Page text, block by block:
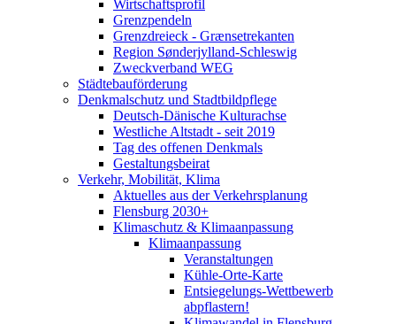
Wirtschaftsprofil
Grenzpendeln
Grenzdreieck - Grænsetrekanten
Region Sønderjylland-Schleswig
Zweckverband WEG
Städtebauförderung
Denkmalschutz und Stadtbildpflege
Deutsch-Dänische Kulturachse
Westliche Altstadt - seit 2019
Tag des offenen Denkmals
Gestaltungsbeirat
Verkehr, Mobilität, Klima
Aktuelles aus der Verkehrsplanung
Flensburg 2030+
Klimaschutz & Klimaanpassung
Klimaanpassung
Veranstaltungen
Kühle-Orte-Karte
Entsiegelungs-Wettbewerb
abpflastern!